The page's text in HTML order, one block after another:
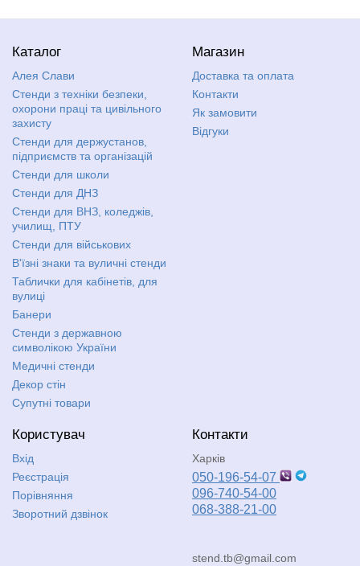
Каталог
Алея Слави
Стенди з техніки безпеки,
охорони праці та цивільного
захисту
Стенди для держустанов,
підприємств та організацій
Стенди для школи
Стенди для ДНЗ
Стенди для ВНЗ, коледжів,
училищ, ПТУ
Стенди для військових
В'їзні знаки та вуличні стенди
Таблички для кабінетів, для
вулиці
Банери
Стенди з державною
символікою України
Медичні стенди
Декор стін
Супутні товари
Магазин
Доставка та оплата
Контакти
Як замовити
Відгуки
Користувач
Вхід
Реєстрація
Порівняння
Зворотний дзвінок
Контакти
Харків
050-196-54-07
096-740-54-00
068-388-21-00
stend.tb@gmail.com